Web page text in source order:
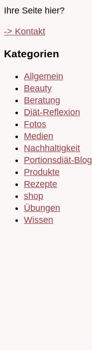
Ihre Seite hier?
-> Kontakt
Kategorien
Allgemein
Beauty
Beratung
Diät-Reflexion
Fotos
Medien
Nachhaltigkeit
Portionsdiät-Blog
Produkte
Rezepte
shop
Übungen
Wissen